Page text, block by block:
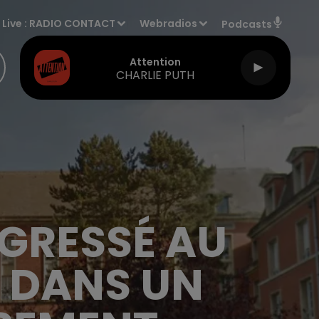
Live : RADIO CONTACT Webradios Podcasts
Attention
CHARLIE PUTH
AU
UN